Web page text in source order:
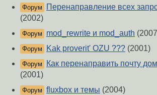
Форум
Перенаправление всех
(2002)
Форум mod_rewrite и mod_auth
Форум Kak proverit' OZU ??? (2001)
Форум
Как перенаправить почту
(2001)
Форум fluxbox и темы (2004)